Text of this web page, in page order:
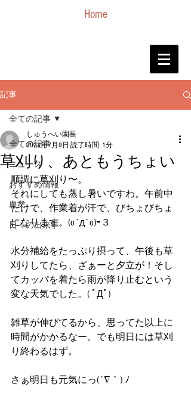
Home
記事
全ての記事
ニュース
おすすめ情報
農業
日々の出来事
全ての記事
草刈り、あともうちょい
しゅうへい園長
2023年7月9日 読了時間: 1分
順調に草刈り〜。
それにしても蒸し暑いですわ。午前中
だけで、作業着が汗で、びちょびちょ
になります。(o´д`o)=３
水分補給をたっぷり摂って、午後も草
刈りしてたら、ざぁーと夕立が！そし
てカッパを着たら雨が降り止むという
変な天気でした。( ﾟДﾟ)
雑草が伸びてるから、思ってた以上に
時間がかかるなー。でも明日には草刈
り終わるはず。
さぁ明日も元気にっ(´∇｀) ﾉ